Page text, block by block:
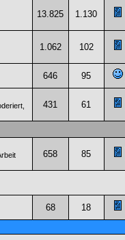
13.825 1.130
1.062 102
646 95
431 61
658 85
68 18